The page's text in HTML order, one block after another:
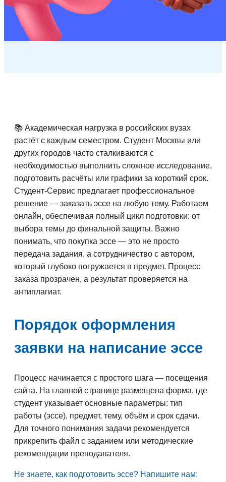
📚 Академическая нагрузка в российских вузах
растёт с каждым семестром. Студент Москвы или
других городов часто сталкиваются с
необходимостью выполнить сложное исследование,
подготовить расчёты или графики за короткий срок.
Студент-Сервис предлагает профессиональное
решение — заказать эссе на любую тему. Работаем
онлайн, обеспечивая полный цикл подготовки: от
выбора темы до финальной защиты. Важно
понимать, что покупка эссе — это не просто
передача задания, а сотрудничество с автором,
который глубоко погружается в предмет. Процесс
заказа прозрачен, а результат проверяется на
антиплагиат.
Порядок оформления
заявки на написание эссе
Процесс начинается с простого шага — посещения
сайта. На главной странице размещена форма, где
студент указывает основные параметры: тип
работы (эссе), предмет, тему, объём и срок сдачи.
Для точного понимания задачи рекомендуется
прикрепить файл с заданием или методические
рекомендации преподавателя.
Не знаете, как подготовить эссе? Напишите нам: